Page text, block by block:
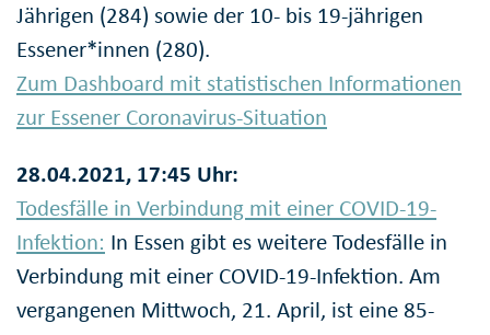
Jährigen (284) sowie der 10- bis 19-jährigen
Essener*innen (280).
Zum Dashboard mit statistischen Informationen
zur Essener Coronavirus-Situation
28.04.2021, 17:45 Uhr:
Todesfälle in Verbindung mit einer COVID-19-
Infektion: In Essen gibt es weitere Todesfälle in
Verbindung mit einer COVID-19-Infektion. Am
vergangenen Mittwoch, 21. April, ist eine 85-